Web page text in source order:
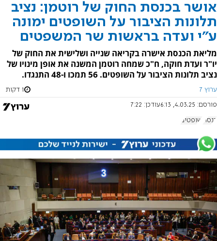
אושר בכנסת החוק של רוטמן: נציב
תלונות הציבור על השופטים ימונה
ע"י ועדה בראשות שר המשפטים
מליאת הכנסת אישרה בקריאה שנייה ושלישית את החוק של
יו"ר ועדת חוקה, ח"כ שמחה רוטמן המשנה את אופן מינויו של
נציב תלונות הציבור על השופטים. 56 תמכו ו-48 התנגדו.
ערוץ 7 1 דקות
פורסם: 4.03.25, 6:13 עודכן: 7:22
כנסת שופטים